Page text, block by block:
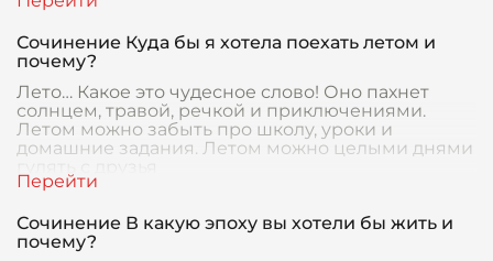
Сочинение Куда бы я хотела поехать летом и
почему?
Лето… Какое это чудесное слово! Оно пахнет
солнцем, травой, речкой и приключениями.
Летом можно забыть про школу, уроки и
домашние задания. Летом можно целыми днями
Сочинение В какую эпоху вы хотели бы жить и
почему?